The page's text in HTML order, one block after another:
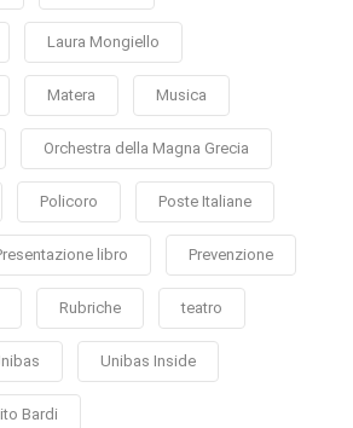
Laura Mongiello
Matera Musica
Orchestra della Magna Grecia
Policoro Poste Italiane
libro Prevenzione
Rubriche teatro
Unibas Inside
Bardi